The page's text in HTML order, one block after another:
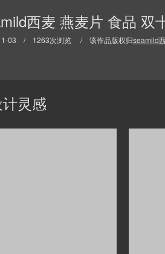
西麦 燕麦片 食品 双
03 / 1263次浏览 / 该作品版权归seamild
灵感